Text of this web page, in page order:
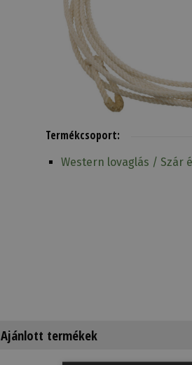
Termékcsoport:
Western lovaglás / Szár
Ajánlott termékek